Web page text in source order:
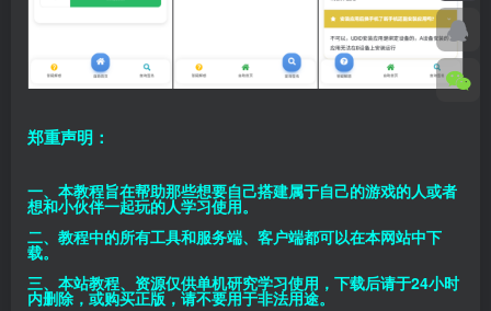
郑重声明：
一、本教程旨在帮助那些想要自己搭建属于自己的游戏的人或者
想和小伙伴一起玩的人学习使用。
二、教程中的所有工具和服务端、客户端都可以在本网站中下
载。
三、本站教程、资源仅供单机研究学习使用，下载后请于24小时
内删除，或购买正版，请不要用于非法用途。